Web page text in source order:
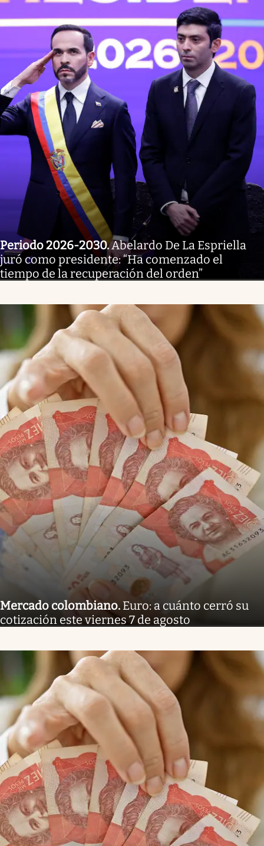
Periodo 2026-2030.Abelardo De La Espriella
juró como presidente: “Ha comenzado el
tiempo de la recuperación del orden”
Mercado colombiano. Euro: a cuánto cerró su
cotización este viernes 7 de agosto